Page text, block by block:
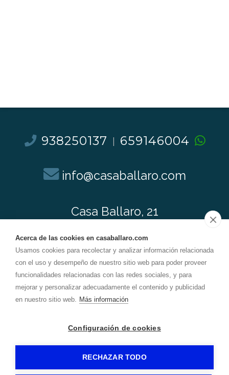
Acerca de las cookies en casaballaro.com
Usamos cookies para recolectar y analizar información relacionada
con el uso y desempeño de nuestro sitio web para poder proveer
funcionalidades relacionadas con las redes sociales, y para
mejorar y personalizar adecuadamente el contenido y publicidad
en nuestro sitio web. Más información
Configuración de cookies
RECHAZAR TODO
938250137 659146004
info@casaballaro.com
Casa Ballaro, 21
CASA BALLARO - Aviso legal
-
Política de cookies - by
RuralesDATA -